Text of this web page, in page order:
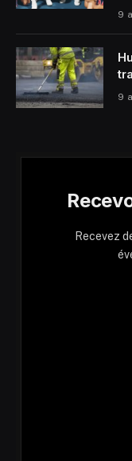
9
9
Recevez